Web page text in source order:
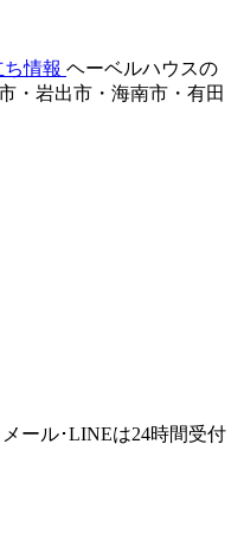
情報 ヘーベルハウスの
・岩出市・海南市・有田
メール･LINEは24時間受付